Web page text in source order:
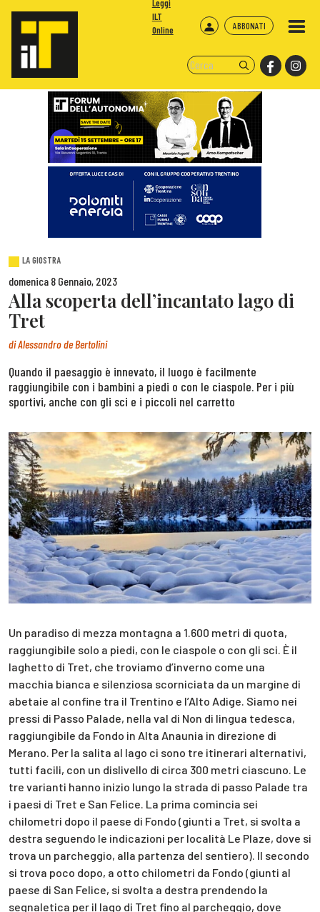
ABBONATI
Leggi
ILT
Online
LA GIOSTRA
domenica 8 Gennaio, 2023
Alla scoperta dell’incantato lago di
Tret
diAlessandro de Bertolini
Quando il paesaggio è innevato, il luogo è facilmente
raggiungibile con i bambini a piedi o con le ciaspole. Per i più
sportivi, anche con gli sci e i piccoli nel carretto
Un paradiso di mezza montagna a 1.600 metri di quota,
raggiungibile solo a piedi, con le ciaspole o con gli sci. È il
laghetto di Tret, che troviamo d’inverno come una
macchia bianca e silenziosa scorniciata da un margine di
abetaie al confine tra il Trentino e l’Alto Adige. Siamo nei
pressi di Passo Palade, nella val di Non di lingua tedesca,
raggiungibile da Fondo in Alta Anaunia in direzione di
Merano. Per la salita al lago ci sono tre itinerari alternativi,
tutti facili, con un dislivello di circa 300 metri ciascuno. Le
tre varianti hanno inizio lungo la strada di passo Palade tra
i paesi di Tret e San Felice. La prima comincia sei
chilometri dopo il paese di Fondo (giunti a Tret, si svolta a
destra seguendo le indicazioni per località Le Plaze, dove si
trova un parcheggio, alla partenza del sentiero). Il secondo
si trova poco dopo, a otto chilometri da Fondo (giunti al
paese di San Felice, si svolta a destra prendendo la
segnaletica per il lago di Tret fino al parcheggio, dove